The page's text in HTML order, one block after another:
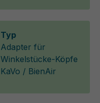
Typ
Adapter für
Winkelstücke-Köpfe
KaVo / BienAir